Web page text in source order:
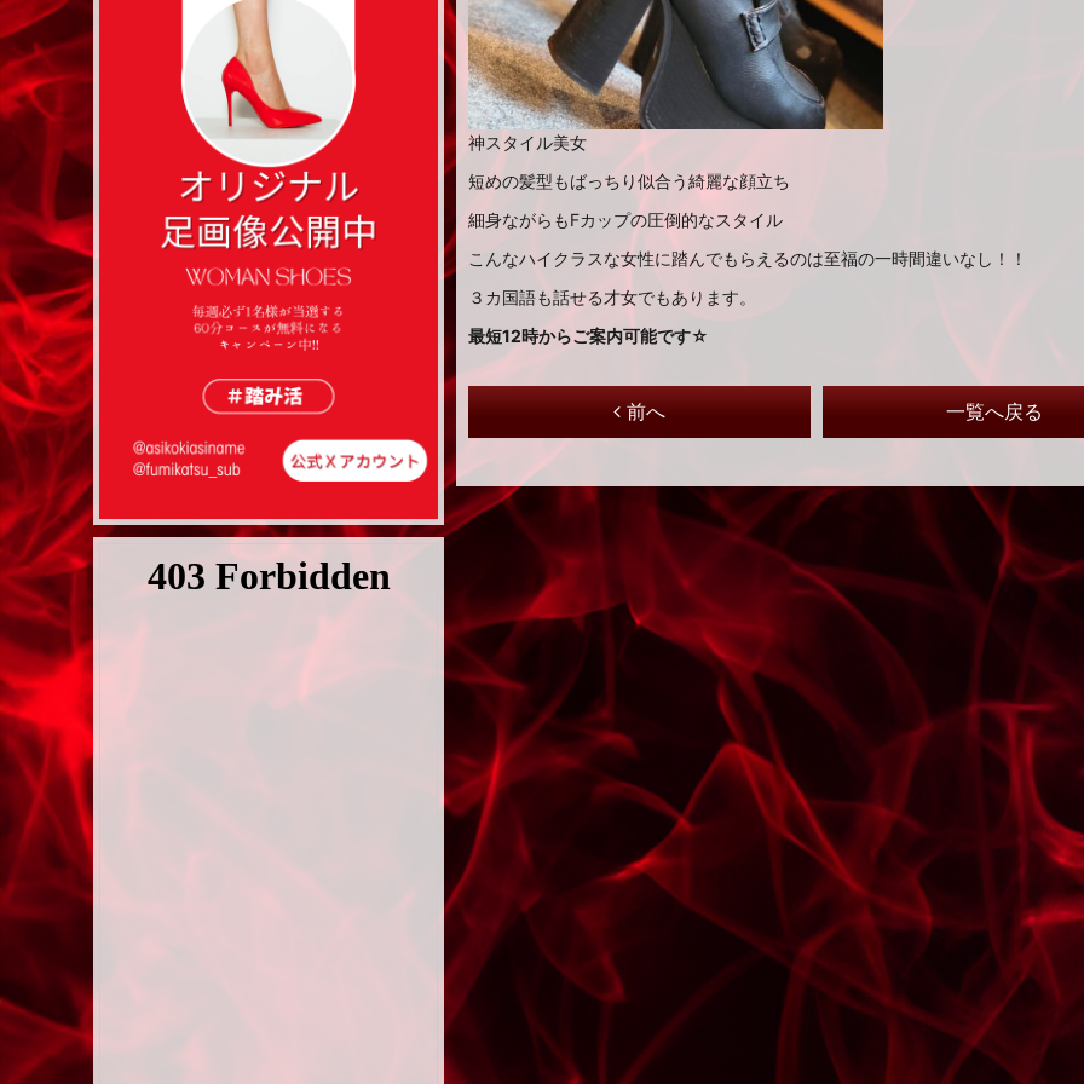
神スタイル美女
短めの髪型もばっちり似合う綺麗な顔立ち
細身ながらもFカップの圧倒的なスタイル
こんなハイクラスな女性に踏んでもらえるのは至福の一時間違いなし！！
３カ国語も話せる才女でもあります。
最短12時からご案内可能です☆
前へ 一覧へ戻る